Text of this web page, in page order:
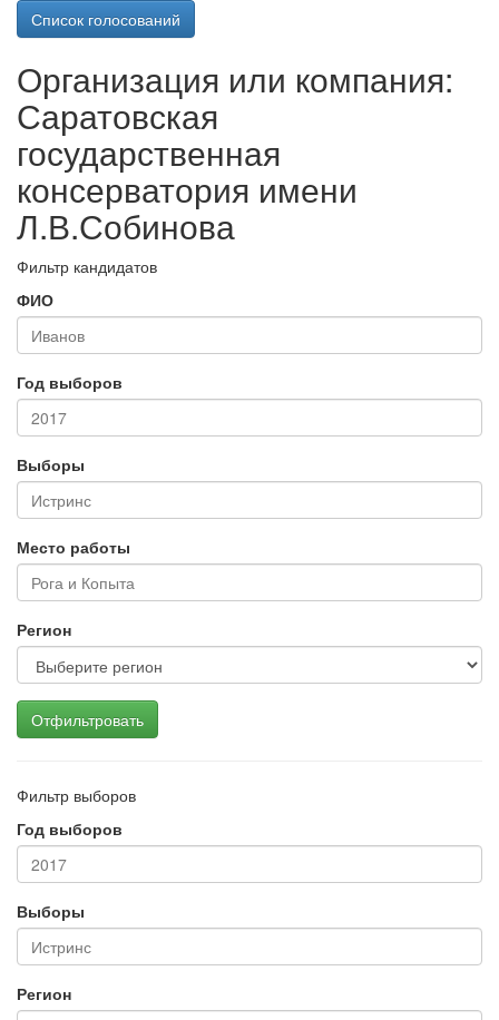
Список голосований
Организация или компания:
Саратовская
государственная
консерватория имени
Л.В.Собинова
Фильтр кандидатов
ФИО
Год выборов
Выборы
Место работы
Регион
Отфильтровать
Фильтр выборов
Год выборов
Выборы
Регион